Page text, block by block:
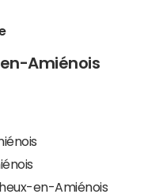
Amiénois
en-Amiénois